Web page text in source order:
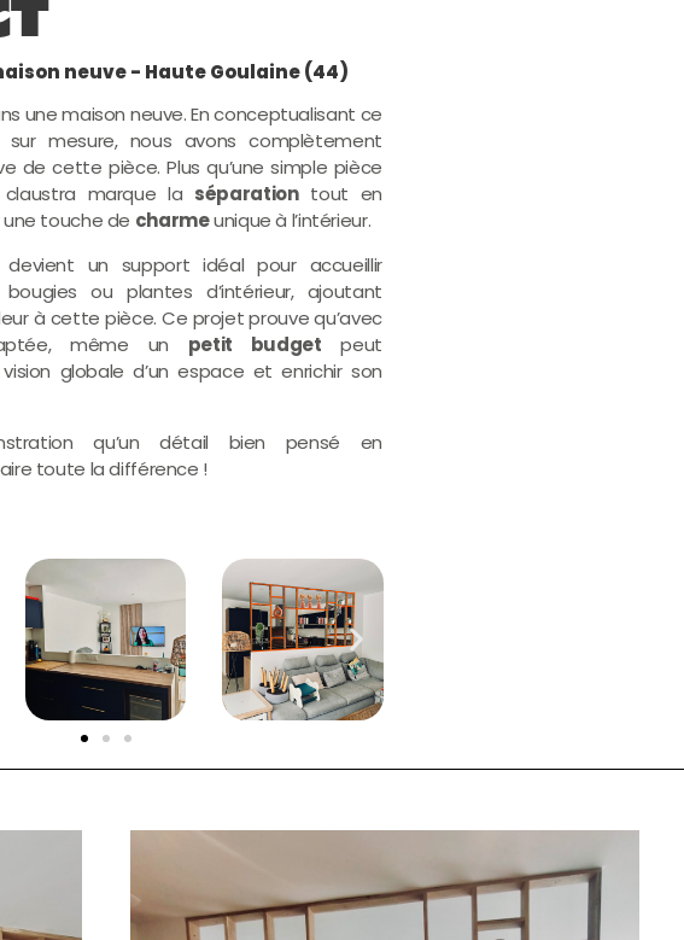
neuve - Haute Goulaine (44)
une maison neuve. En conceptualisant ce
sur mesure, nous avons complètement
de cette pièce. Plus qu’une simple pièce
marque la séparationtout en
touche de charmeunique à l’intérieur.
devient un support idéal pour accueillir
bougies ou plantes d’intérieur, ajoutant
à cette pièce. Ce projet prouve qu’avec
même un petit budget peut
globale d’un espace et enrichir son
qu’un détail bien pensé en
toute la différence !